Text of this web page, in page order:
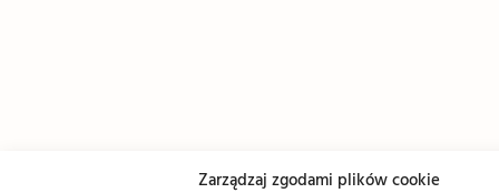
Zarządzaj zgodami plików cookie